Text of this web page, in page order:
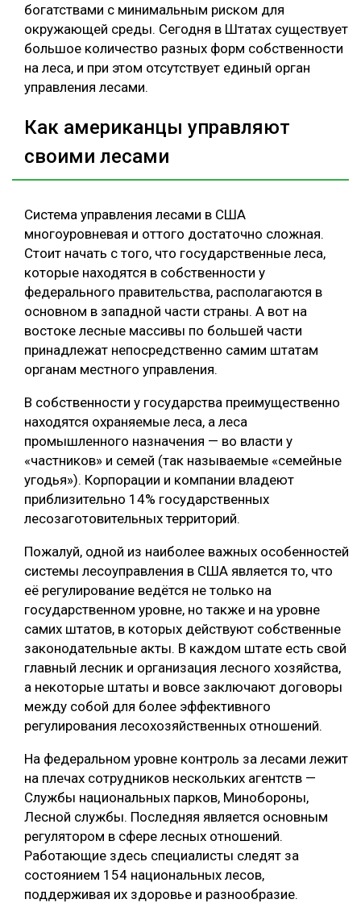
богатствами с минимальным риском для
окружающей среды. Сегодня в Штатах существует
большое количество разных форм собственности
на леса, и при этом отсутствует единый орган
управления лесами.
Как американцы управляют
своими лесами
Система управления лесами в США
многоуровневая и оттого достаточно сложная.
Стоит начать с того, что государственные леса,
которые находятся в собственности у
федерального правительства, располагаются в
основном в западной части страны. А вот на
востоке лесные массивы по большей части
принадлежат непосредственно самим штатам
органам местного управления.
В собственности у государства преимущественно
находятся охраняемые леса, а леса
промышленного назначения — во власти у
«частников» и семей (так называемые «семейные
угодья»). Корпорации и компании владеют
приблизительно 14% государственных
лесозаготовительных территорий.
Пожалуй, одной из наиболее важных особенностей
системы лесоуправления в США является то, что
её регулирование ведётся не только на
государственном уровне, но также и на уровне
самих штатов, в которых действуют собственные
законодательные акты. В каждом штате есть свой
главный лесник и организация лесного хозяйства,
а некоторые штаты и вовсе заключают договоры
между собой для более эффективного
регулирования лесохозяйственных отношений.
На федеральном уровне контроль за лесами лежит
на плечах сотрудников нескольких агентств —
Службы национальных парков, Минобороны,
Лесной службы. Последняя является основным
регулятором в сфере лесных отношений.
Работающие здесь специалисты следят за
состоянием 154 национальных лесов,
поддерживая их здоровье и разнообразие.